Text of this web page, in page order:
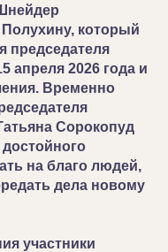
который
председателя
апреля 2026 года и
Временно
Сорокопуд
на благо людей,
дела новому
участники